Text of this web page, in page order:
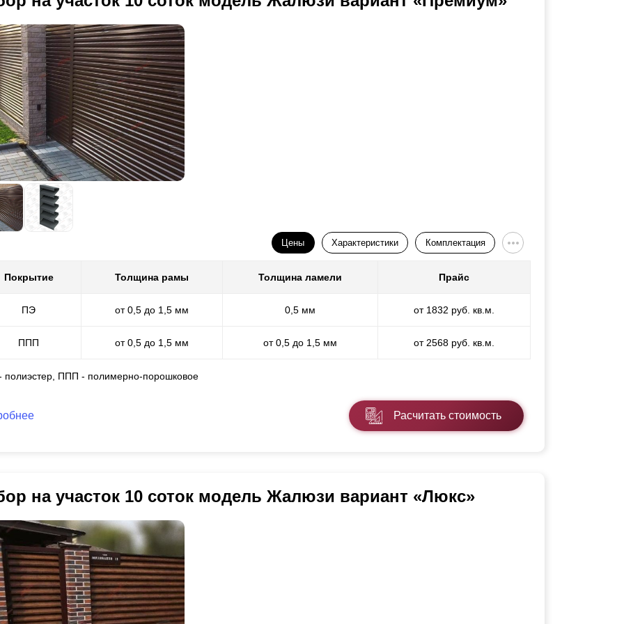
Цены Характеристики Комплектация
Покрытие Толщина рамы Толщина ламели Прайс
ПЭ от 0,5 до 1,5 мм 0,5 мм от 1832 руб. кв.м.
ППП от 0,5 до 1,5 мм от 0,5 до 1,5 мм от 2568 руб. кв.м.
полиэстер, ППП - полимерно-порошковое
Расчитать стоимость
на участок 10 соток модель Жалюзи вариант «Люкс»